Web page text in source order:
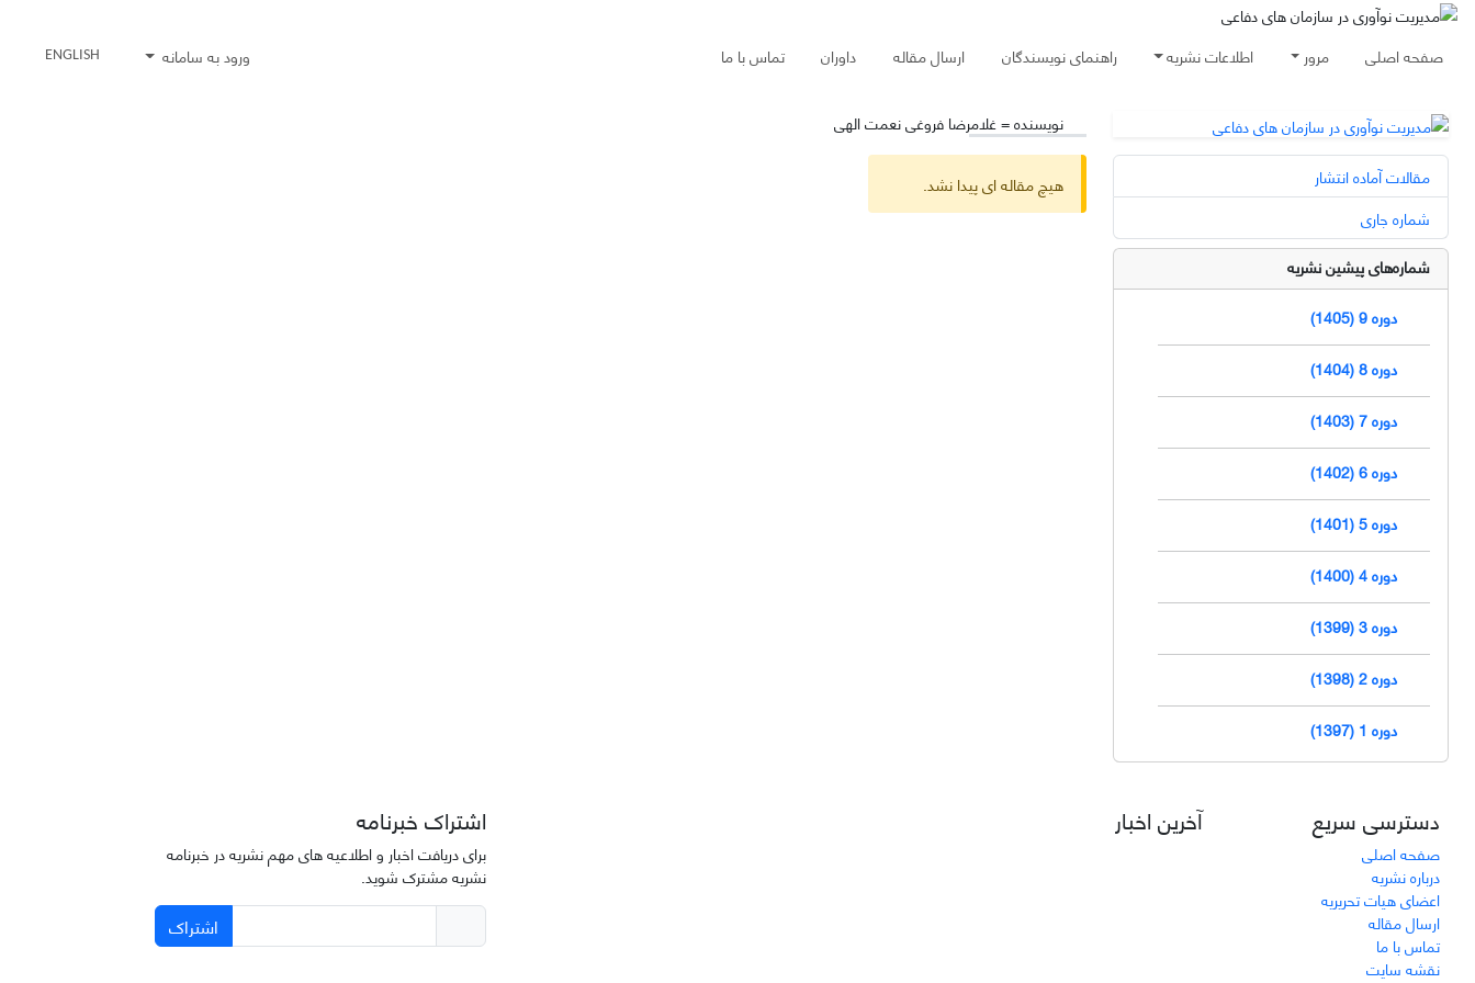
صفحه اصلی مرور اطلاعات نشریه راهنمای نویسندگان ارسال مقاله داوران تماس با ما ورود به سامانه ENGLISH
نویسنده =غلامرضا فروغی نعمت الهی
هیچ مقاله ای پیدا نشد.
مقالات آماده انتشار
شماره جاری
شماره‌های پیشین نشریه
دوره 9 (1405)
دوره 8 (1404)
دوره 7 (1403)
دوره 6 (1402)
دوره 5 (1401)
دوره 4 (1400)
دوره 3 (1399)
دوره 2 (1398)
دوره 1 (1397)
دسترسی سریع
صفحه اصلی
درباره نشریه
اعضای هیات تحریریه
ارسال مقاله
تماس با ما
نقشه سایت
آخرین اخبار اشتراک خبرنامه
برای دریافت اخبار و اطلاعیه های مهم نشریه در خبرنامه
نشریه مشترک شوید.
اشتراک